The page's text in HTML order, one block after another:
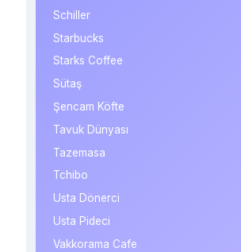
Schiller
Starbucks
Starks Coffee
Sütaş
Şencam Köfte
Tavuk Dünyası
Tazemasa
Tchibo
Usta Dönerci
Usta Pideci
Vakkorama Cafe